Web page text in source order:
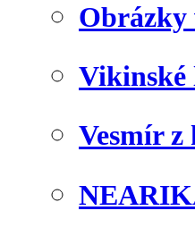
Obrázky
Vikinské
Vesmír z